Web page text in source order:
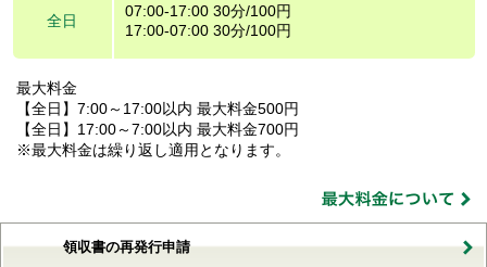
全日
07:00-17:00 30分/100円
17:00-07:00 30分/100円
最大料金
【全日】7:00～17:00以内 最大料金500円
【全日】17:00～7:00以内 最大料金700円
※最大料金は繰り返し適用となります。
領収書の再発行申請